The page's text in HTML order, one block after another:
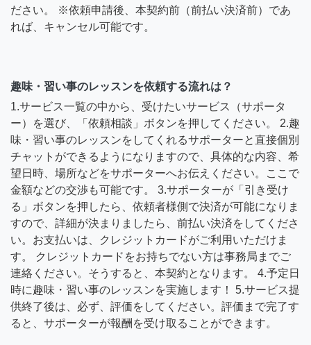
ださい。 ※依頼申請後、本契約前（前払い決済前）であ
れば、キャンセル可能です。
趣味・習い事のレッスンを依頼する流れは？
1.サービス一覧の中から、受けたいサービス（サポータ
ー）を選び、「依頼相談」ボタンを押してください。 2.趣
味・習い事のレッスンをしてくれるサポーターと直接個別
チャットができるようになりますので、具体的な内容、希
望日時、場所などをサポーターへお伝えください。ここで
金額などの交渉も可能です。 3.サポーターが「引き受け
る」ボタンを押したら、依頼者様側で決済が可能になりま
すので、詳細が決まりましたら、前払い決済をしてくださ
い。お支払いは、クレジットカードがご利用いただけま
す。 クレジットカードをお持ちでない方は事務局までご
連絡ください。そうすると、本契約となります。 4.予定日
時に趣味・習い事のレッスンを実施します！ 5.サービス提
供終了後は、必ず、評価をしてください。評価まで完了す
ると、サポーターが報酬を受け取ることができます。